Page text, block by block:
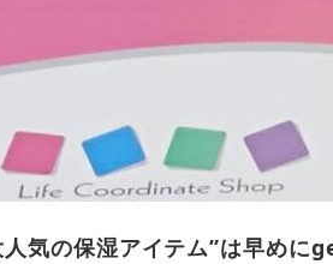
気の保湿アイテム”は早めに